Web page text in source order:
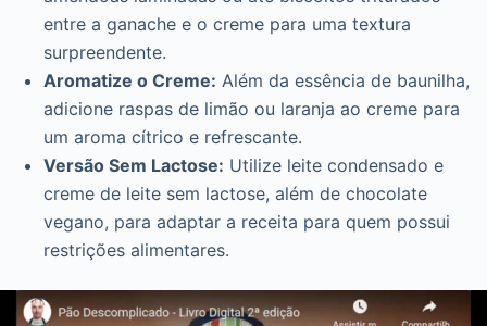
entre a ganache e o creme para uma textura
surpreendente.
Aromatize o Creme: Além da essência de baunilha,
adicione raspas de limão ou laranja ao creme para
um aroma cítrico e refrescante.
Versão Sem Lactose: Utilize leite condensado e
creme de leite sem lactose, além de chocolate
vegano, para adaptar a receita para quem possui
restrições alimentares.